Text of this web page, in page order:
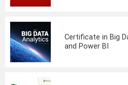
Certificate in Big
and Power BI